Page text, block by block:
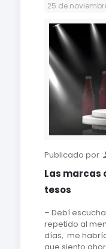
25 de
Publicado por
Las marcas
tesos
– Debí
repetido al
días, me